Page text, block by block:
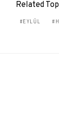
Related
EYLÜL